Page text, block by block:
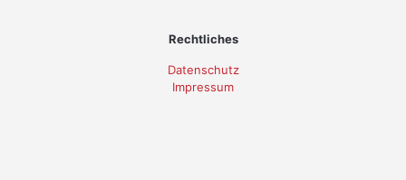
Rechtliches
Datenschutz
Impressum